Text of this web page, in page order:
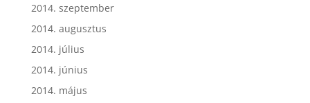
2014. szeptember
2014. augusztus
2014. július
2014. június
2014. május